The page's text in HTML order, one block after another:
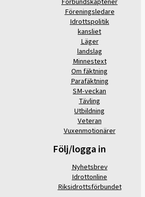
Föreningsledare
Idrottspolitik
kansliet
Läger
landslag
Minnestext
Om fäktning
Parafäktning
SM-veckan
Tävling
Utbildning
Veteran
Vuxenmotionärer
Följ/logga in
Nyhetsbrev
Idrottonline
Riksidrottsförbundet